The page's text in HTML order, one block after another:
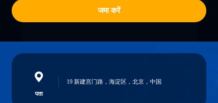
जमा करें
पता
19 新建宫门路，海淀区，北京，中国